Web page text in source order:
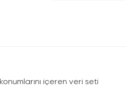
içeren veri seti